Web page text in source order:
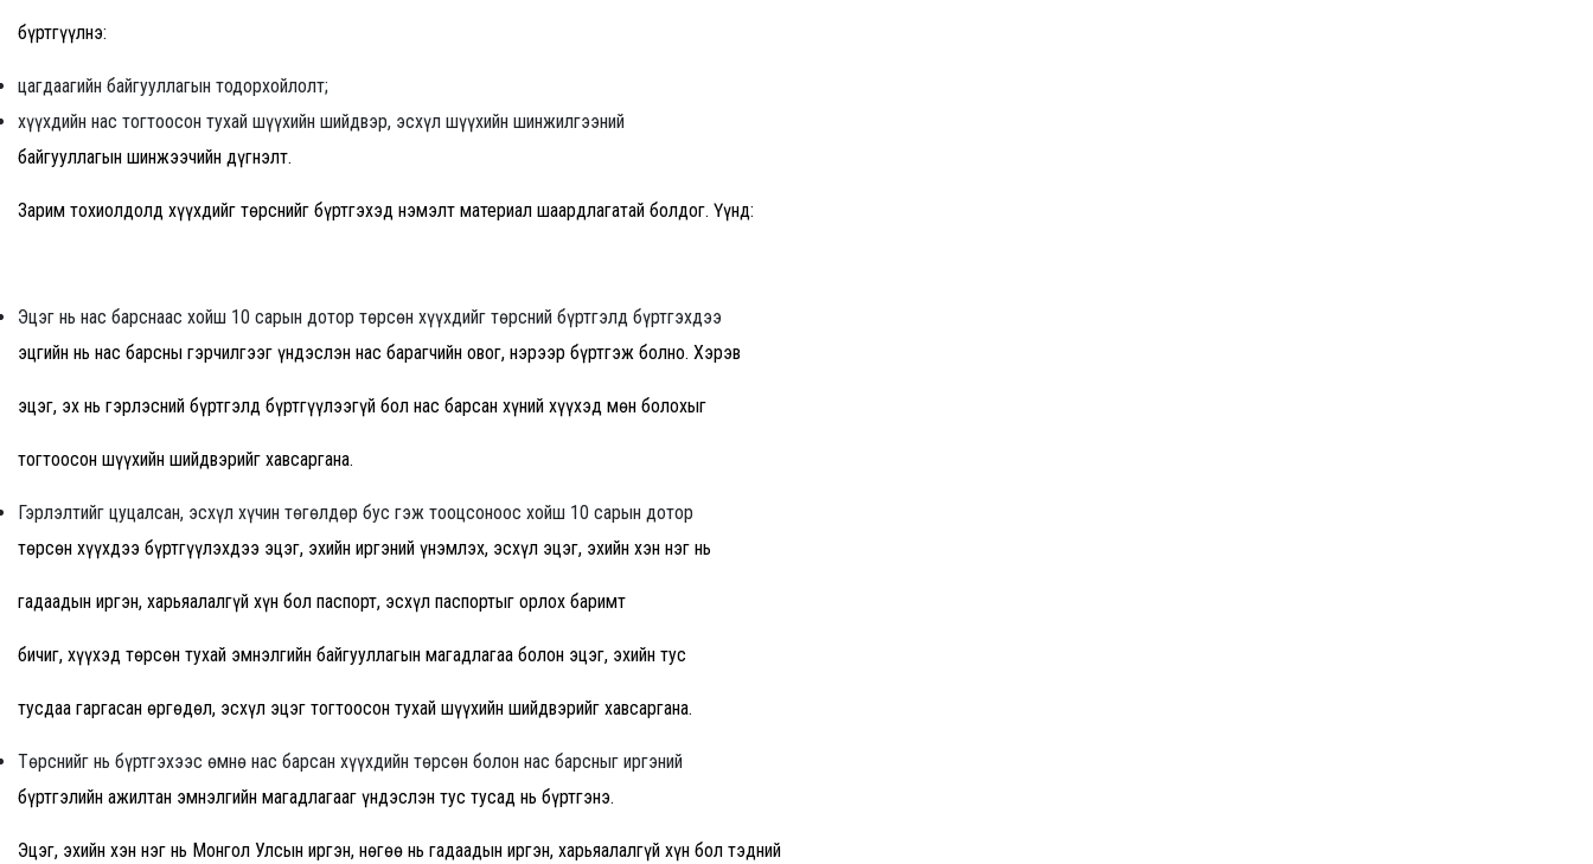
бүртгүүлнэ:
цагдаагийн байгууллагын тодорхойлолт;
хүүхдийн нас тогтоосон тухай шүүхийн шийдвэр, эсхүл шүүхийн шинжилгээний
байгууллагын шинжээчийн дүгнэлт.
Зарим тохиолдолд хүүхдийг төрснийг бүртгэхэд нэмэлт материал шаардлагатай болдог. Үүнд:
Эцэг нь нас барснаас хойш 10 сарын дотор төрсөн хүүхдийг төрсний бүртгэлд бүртгэхдээ
эцгийн нь нас барсны гэрчилгээг үндэслэн нас барагчийн овог, нэрээр бүртгэж болно. Хэрэв
эцэг, эх нь гэрлэсний бүртгэлд бүртгүүлээгүй бол нас барсан хүний хүүхэд мөн болохыг
тогтоосон шүүхийн шийдвэрийг хавсаргана.
Гэрлэлтийг цуцалсан, эсхүл хүчин төгөлдөр бус гэж тооцсоноос хойш 10 сарын дотор
төрсөн хүүхдээ бүртгүүлэхдээ эцэг, эхийн иргэний үнэмлэх, эсхүл эцэг, эхийн хэн нэг нь
гадаадын иргэн, харьяалалгүй хүн бол паспорт, эсхүл паспортыг орлох баримт
бичиг, хүүхэд төрсөн тухай эмнэлгийн байгууллагын магадлагаа болон эцэг, эхийн тус
тусдаа гаргасан өргөдөл, эсхүл эцэг тогтоосон тухай шүүхийн шийдвэрийг хавсаргана.
Төрснийг нь бүртгэхээс өмнө нас барсан хүүхдийн төрсөн болон нас барсныг иргэний
бүртгэлийн ажилтан эмнэлгийн магадлагааг үндэслэн тус тусад нь бүртгэнэ.
Эцэг, эхийн хэн нэг нь Монгол Улсын иргэн, нөгөө нь гадаадын иргэн, харьяалалгүй хүн бол тэдний